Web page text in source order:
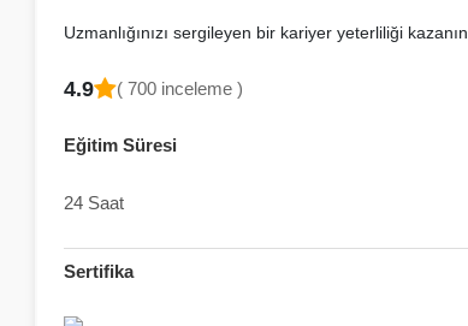
Uzmanlığınızı sergileyen bir kariyer yeterliliği kazanın
4.9 ( 700 inceleme )
Eğitim Süresi
24 Saat
Sertifika